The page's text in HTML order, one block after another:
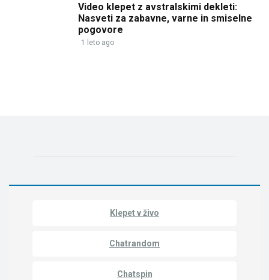
Video klepet z avstralskimi dekleti:
Nasveti za zabavne, varne in smiselne
pogovore
1 leto ago
Klepet v živo
Chatrandom
Chatspin